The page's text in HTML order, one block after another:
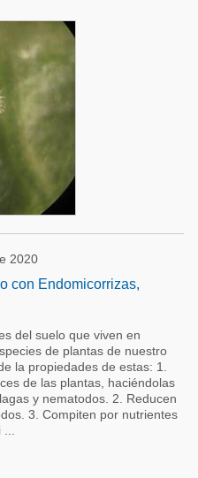
2020
con Endomicorrizas,
del suelo que viven en
de plantas de nuestro
la propiedades de estas: 1.
de las plantas, haciéndolas
y nematodos. 2. Reducen
3. Compiten por nutrientes